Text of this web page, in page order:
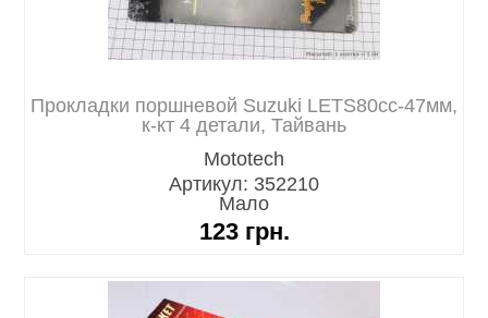
Прокладки поршневой Suzuki LETS80cc-47мм,
к-кт 4 детали, Тайвань
Mototech
Артикул: 352210
Мало
123 грн.